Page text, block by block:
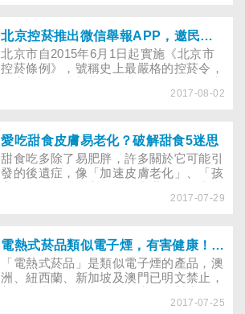
草控制框架公約》搶救生命，兩岸四地菸
害防制交流平台也因應而生。
北京控菸推出微信舉報APP，邀民眾參與禁菸
北京市自2015年6月1日起實施《北京市
控菸條例》，號稱史上最嚴格的控菸令，
通工具及排隊等侯區全面禁菸；中學以下
100公尺內設置菸草銷售店。違規吸菸者
將處人民幣50～200元罰款，而場所經營
者及管理者則處人民幣2千至1萬元罰款。
2017-08-02
愛吃甜食皮膚易老化？破解甜食5迷思
甜食吃多除了易肥胖，許多關於它可能引
發的後遺症，像「加速皮膚老化」、「孩
性如何？且看專家如何解釋。天氣愈來愈
的巧克力聖代時，一向注重養生的鈺潔卻
連忙提醒大家，「可別吃太多甜食，它會
造成皮膚老化、頭髮變白，還會讓女生容
易陰道發炎」。這番話讓敏慧盯著聖代遲
遲不敢動口，直到鈺潔的先生出來打圓
2017-07-29
電熱式菸品類似電子煙，有害健康！董氏：菸害防制法難因應，但政府不可貿然開放
「電熱式菸品」是類似電子煙的產品，澳
洲、紐西蘭、新加坡及澳門已明文禁止，
律，董氏基金會疾呼，政府有責任為國人
2017-07-25